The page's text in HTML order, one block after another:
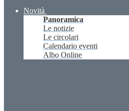
Novità
Panoramica
Le notizie
Le circolari
Calendario eventi
Albo Online